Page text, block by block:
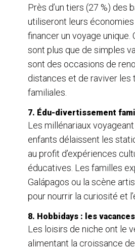
Près d’un tiers (27 %) des
utiliseront leurs
financer un voyage unique.
sont plus que de simples
sont des occasions de
distances et de raviver les
familiales.
7. Édu-divertissement
Les millénariaux
enfants délaissent les
au profit d’expériences
éducatives. Les familles
Galápagos ou la scène
pour nourrir la curiosité et
8. Hobbidays : les
Les loisirs de niche ont le
alimentant la croissance